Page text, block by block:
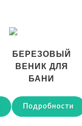
БЕРЕЗОВЫЙ
ВЕНИК ДЛЯ
БАНИ
Подробности